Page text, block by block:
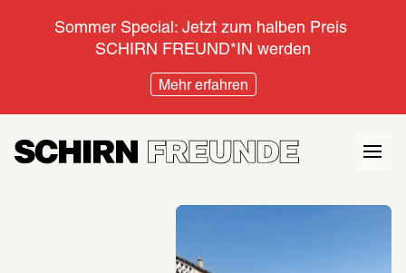
Sommer Special: Jetzt zum halben Preis
SCHIRN FREUND*IN werden
Mehr erfahren